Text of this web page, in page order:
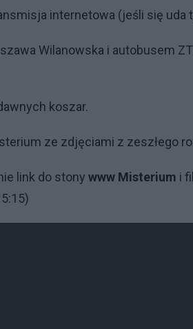
internetowa (jeśli się
Wilanowska i autobusem
koszar.
ze zdjęciami z zeszłego
link do stony www Misterium i